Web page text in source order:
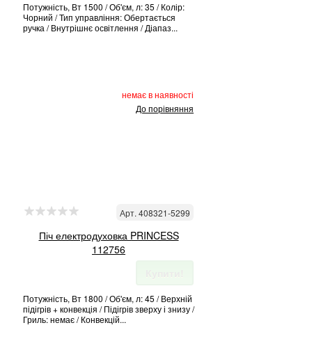
Потужність, Вт 1500 / Об'єм, л: 35 / Колір:
Чорний / Тип управління: Обертається
ручка / Внутрішнє освітлення / Діапаз...
немає в наявності
До порівняння
Арт. 408321-5299
Піч електродуховка PRINCESS
112756
Потужність, Вт 1800 / Об'єм, л: 45 / Верхній
підігрів + конвекція / Підігрів зверху і знизу /
Гриль: немає / Конвекцій...